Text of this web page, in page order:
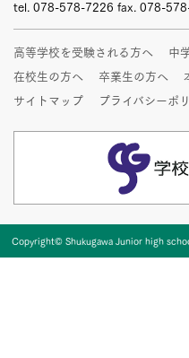
tel. 078-578-7226 fax. 078-
高等学校を受験される方へ
中
在校生の方へ
卒業生の方へ
サイトマップ
プライバシーポ
Copyright© Shukugawa Junior high